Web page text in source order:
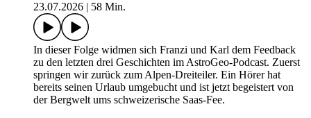
23.07.2026
58 Min.
In dieser Folge widmen sich Franzi und Karl dem Feedback
zu den letzten drei Geschichten im AstroGeo-Podcast. Zuerst
springen wir zurück zum Alpen-Dreiteiler. Ein Hörer hat
bereits seinen Urlaub umgebucht und ist jetzt begeistert von
der Bergwelt ums schweizerische Saas-Fee.